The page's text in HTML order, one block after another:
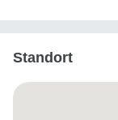
Standort